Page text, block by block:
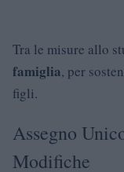
Tra le misure allo
famiglia, per
figli.
Assegno
Modifiche